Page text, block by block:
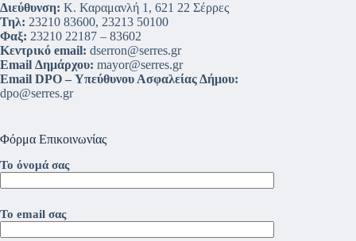
Διεύθυνση: Κ. Καραμανλή 1, 621 22 Σέρρες
Τηλ: 23210 83600, 23213 50100
Φαξ: 23210 22187 – 83602
Κεντρικό email: dserron@serres.gr
Email Δημάρχου: mayor@serres.gr
Email DPO – Υπεύθυνου Ασφαλείας Δήμου:
dpo@serres.gr
Φόρμα Επικοινωνίας
Το όνομά σας
Το email σας